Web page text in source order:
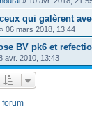
qui galèrent
» 06 mars 2018, 13:44
BV pk6 et
avr. 2010, 13:43
forum